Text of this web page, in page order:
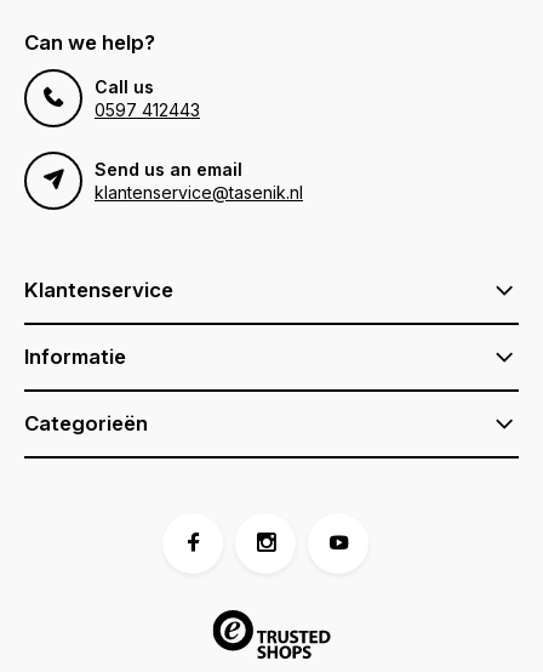
Can we help?
Call us
0597 412443
Send us an email
klantenservice@tasenik.nl
Klantenservice
Informatie
Categorieën